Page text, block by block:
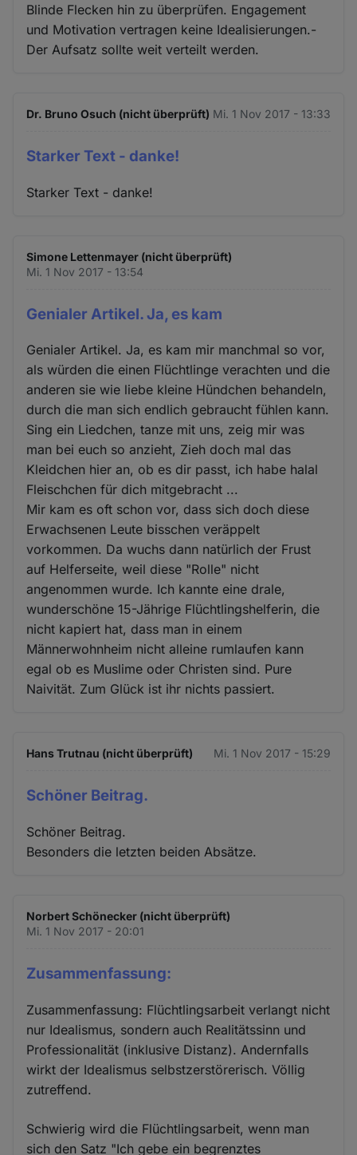
Blinde Flecken hin zu überprüfen. Engagement
und Motivation vertragen keine Idealisierungen.-
Der Aufsatz sollte weit verteilt werden.
Dr. Bruno Osuch (nicht überprüft) Mi. 1 Nov 2017 - 13:33
Starker Text - danke!
Starker Text - danke!
Simone Lettenmayer (nicht überprüft)
Mi. 1 Nov 2017 - 13:54
Genialer Artikel. Ja, es kam
Genialer Artikel. Ja, es kam mir manchmal so vor,
als würden die einen Flüchtlinge verachten und die
anderen sie wie liebe kleine Hündchen behandeln,
durch die man sich endlich gebraucht fühlen kann.
Sing ein Liedchen, tanze mit uns, zeig mir was
man bei euch so anzieht, Zieh doch mal das
Kleidchen hier an, ob es dir passt, ich habe halal
Fleischchen für dich mitgebracht ...
Mir kam es oft schon vor, dass sich doch diese
Erwachsenen Leute bisschen veräppelt
vorkommen. Da wuchs dann natürlich der Frust
auf Helferseite, weil diese "Rolle" nicht
angenommen wurde. Ich kannte eine drale,
wunderschöne 15-Jährige Flüchtlingshelferin, die
nicht kapiert hat, dass man in einem
Männerwohnheim nicht alleine rumlaufen kann
egal ob es Muslime oder Christen sind. Pure
Naivität. Zum Glück ist ihr nichts passiert.
Hans Trutnau (nicht überprüft) Mi. 1 Nov 2017 - 15:29
Schöner Beitrag.
Schöner Beitrag.
Besonders die letzten beiden Absätze.
Norbert Schönecker (nicht überprüft)
Mi. 1 Nov 2017 - 20:01
Zusammenfassung:
Zusammenfassung: Flüchtlingsarbeit verlangt nicht
nur Idealismus, sondern auch Realitätssinn und
Professionalität (inklusive Distanz). Andernfalls
wirkt der Idealismus selbstzerstörerisch. Völlig
zutreffend.
Schwierig wird die Flüchtlingsarbeit, wenn man
sich den Satz "Ich gebe ein begrenztes